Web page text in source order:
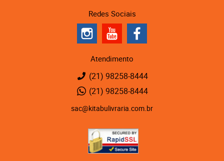
Redes Sociais
Atendimento
(21) 98258-8444
(21) 98258-8444
sac@kitabulivraria.com.br